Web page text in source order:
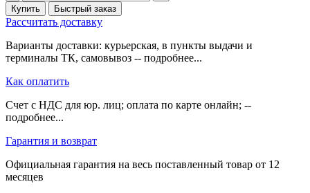
Купить
Быстрый заказ
Рассчитать доставку
Варианты доставки: курьерская, в пункты выдачи и
терминалы ТК, самовывоз -- подробнее...
Как оплатить
Счет с НДС для юр. лиц; оплата по карте онлайн; --
подробнее...
Гарантия и возврат
Официальная гарантия на весь поставленный товар от 12
месяцев